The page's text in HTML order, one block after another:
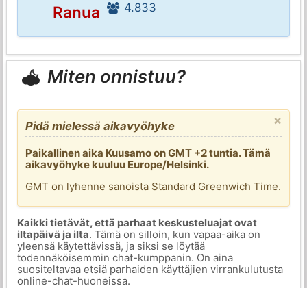
Ranua
4.833
Miten onnistuu?
×
Pidä mielessä aikavyöhyke
Paikallinen aika Kuusamo on GMT +2 tuntia. Tämä
aikavyöhyke kuuluu Europe/Helsinki.
GMT on lyhenne sanoista Standard Greenwich Time.
Kaikki tietävät, että parhaat keskusteluajat ovat
iltapäivä ja ilta. Tämä on silloin, kun vapaa-aika on
yleensä käytettävissä, ja siksi se löytää
todennäköisemmin chat-kumppanin. On aina
suositeltavaa etsiä parhaiden käyttäjien virrankulutusta
online-chat-huoneissa.